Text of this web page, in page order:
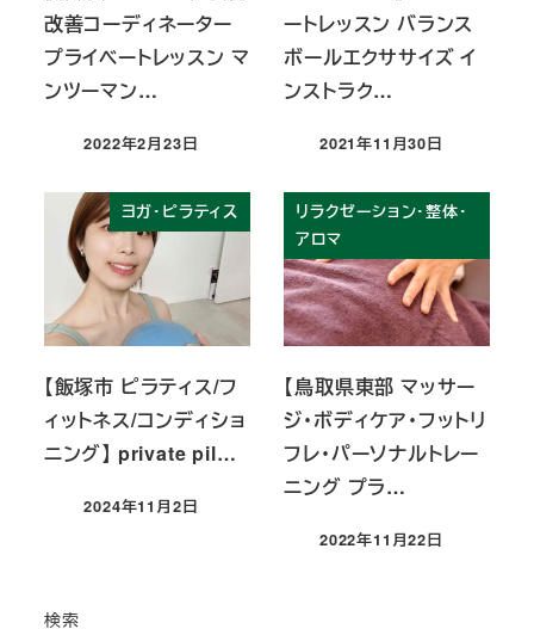
改善コーディネーター
プライベートレッスン マ
ンツーマン…
投稿日
2022年2月23日
ートレッスン バランス
ボールエクササイズ イ
ンストラク…
投稿日
2021年11月30日
ヨガ・ピラティス
【飯塚市 ピラティス/フ
ィットネス/コンディショ
ニング】 private pil…
投稿日
2024年11月2日
リラクゼーション・整体・
アロマ
【鳥取県東部 マッサー
ジ・ボディケア・フットリ
フレ・パーソナルトレー
ニング プラ…
投稿日
2022年11月22日
検索